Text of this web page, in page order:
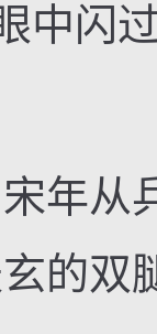
闪过
从
的双